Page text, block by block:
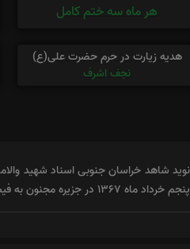
هر ماه سه ختم کامل
هدیه زیارت در حرم حضرت علی(ع)
نجف اشرف
پنجم خرداد ماه 1367 در جزیره مجنون به فیض شهادت نایل شد.